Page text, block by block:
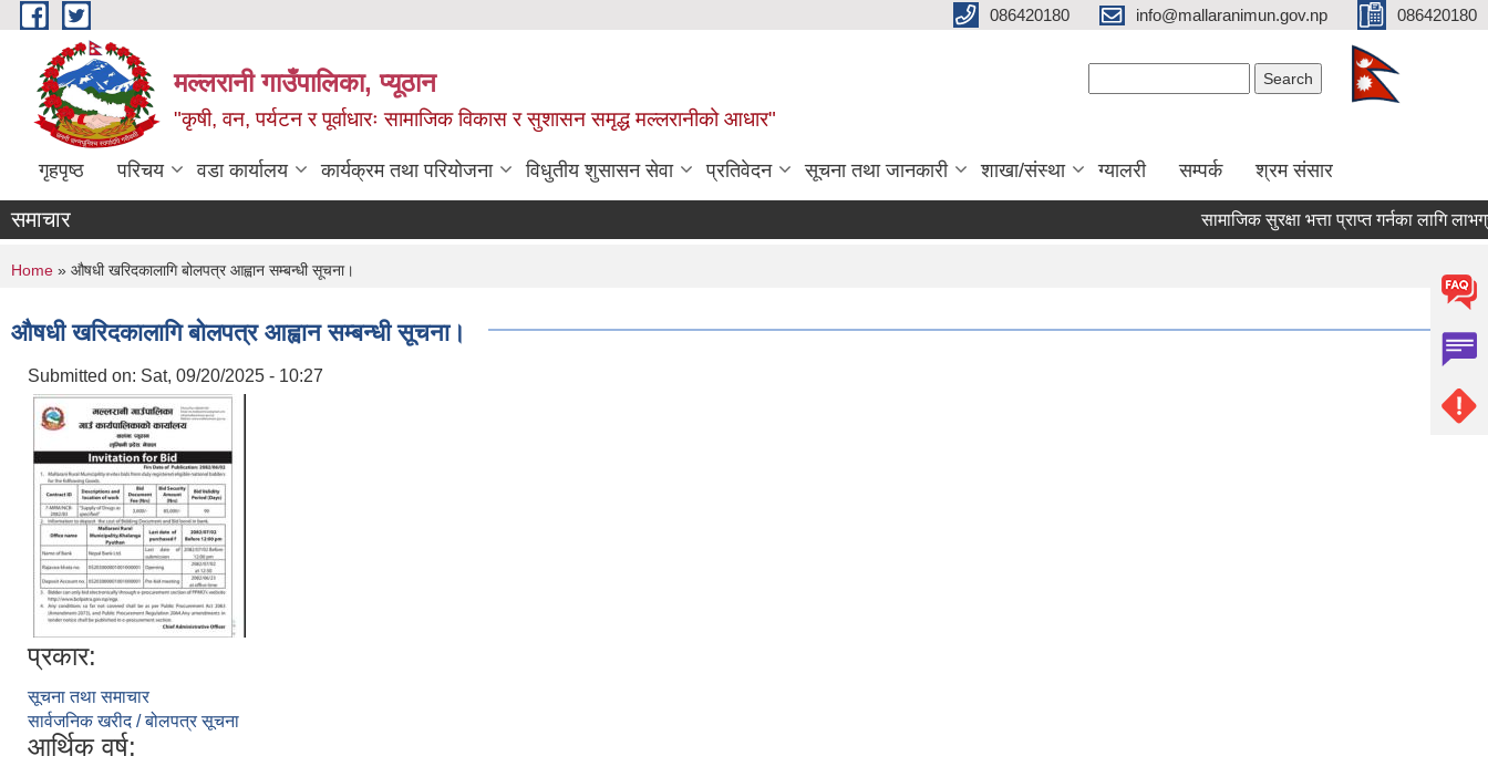
Skip to main content 086420180 info@mallaranimun.gov.np 086420180
मल्लरानी गाउँपालिका, प्यूठान
"कृषी, वन, पर्यटन र पूर्वाधारः सामाजिक विकास र सुशासन समृद्ध मल्लरानीको आधार"
गृहपृष्ठ परिचय वडा कार्यालय कार्यक्रम तथा परियोजना विधुतीय शुसासन सेवा प्रतिवेदन सूचना तथा जानकारी शाखा/संस्था ग्यालरी सम्पर्क श्रम संसार
समाचार सामाजिक सुरक्षा भत्ता प्राप्त गर्नका लागि
You are here
Home » औषधी खरिदकालागि बोलपत्र आह्वान सम्बन्धी सूचना।
औषधी खरिदकालागि बोलपत्र आह्वान सम्बन्धी सूचना।
Submitted on: Sat, 09/20/2025 - 10:27
प्रकार:
सूचना तथा समाचार
सार्वजनिक खरीद / बोलपत्र सूचना
आर्थिक वर्ष: